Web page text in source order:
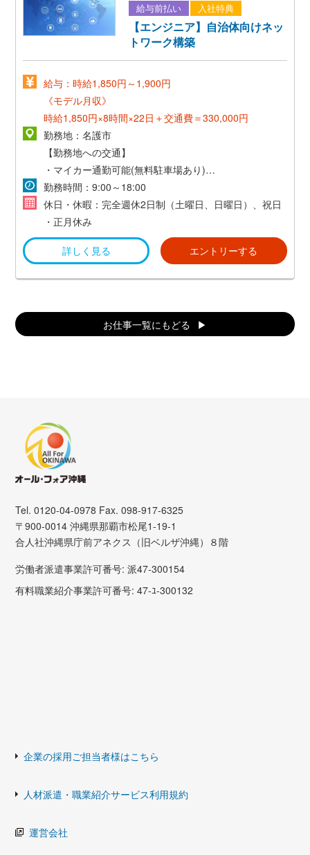
給与前払い
入社特典
【エンジニア】自治体向けネッ
トワーク構築
給与：時給1,850円～1,900円
《モデル月収》
時給1,850円×8時間×22日＋交通費＝330,000円
勤務地：名護市
【勤務地への交通】
・マイカー通勤可能(無料駐車場あり)
・交通費支給 (当社規定有)
勤務時間：9:00～18:00
休日・休暇：完全週休2日制（土曜日、日曜日）、祝日
・正月休み
詳しく見る エントリーする
お仕事一覧にもどる
Tel. 0120-04-0978 Fax. 098-917-6325
〒900-0014 沖縄県那覇市松尾1-19-1
合人社沖縄県庁前アネクス（旧ベルザ沖縄）８階
労働者派遣事業許可番号: 派47-300154
有料職業紹介事業許可番号: 47-ﾕ-300132
企業の採用ご担当者様はこちら
人材派遣・職業紹介サービス利用規約
運営会社